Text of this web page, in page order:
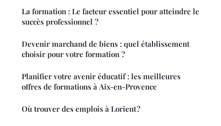
La formation : Le facteur essentiel pour atteindre le
succès professionnel ?
Devenir marchand de biens : quel établissement
choisir pour votre formation ?
Planifier votre avenir éducatif : les meilleures
offres de formations à Aix-en-Provence
Où trouver des emplois à Lorient ?